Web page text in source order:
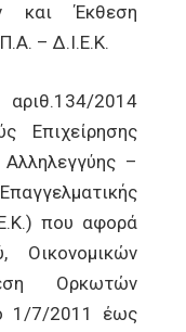
και Έκθεση
– Δ.Ι.Ε.Κ.
2014
Επιχείρησης
–
που αφορά
Οικονομικών
Ορκωτών
1/7/2011 έως